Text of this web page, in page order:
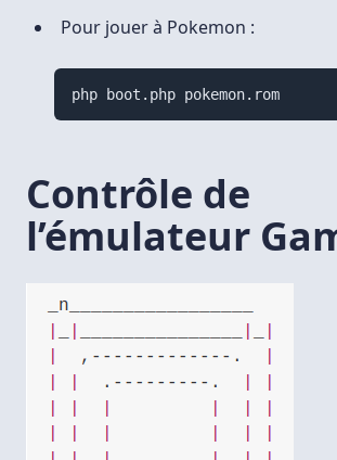
Pour jouer à Pokemon :
php boot.php pokemon.rom
Contrôle de
l’émulateur